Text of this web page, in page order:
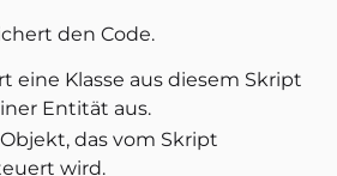
den Code.
eine Klasse aus diesem Skript
Entität aus.
das vom Skript
wird.